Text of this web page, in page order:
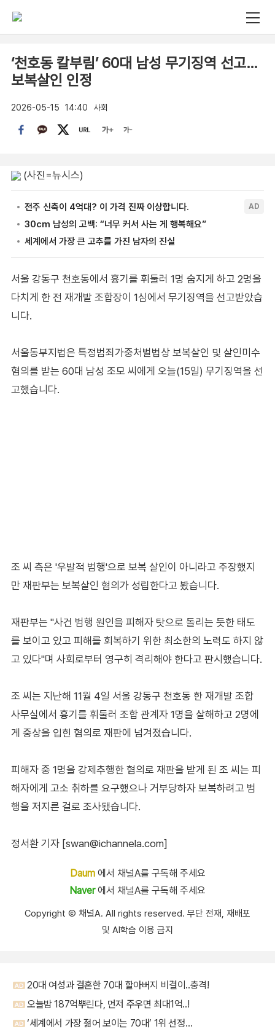
‘천호동 칼부림’ 60대 남성 무기징역 선고…
보복살인 인정
2026-05-15 14:40 사회
(사진=뉴시스)
서울 강동구 천호동에서 흉기를 휘둘러 1명 숨지게 하고 2명을
다치게 한 전 재개발 조합장이 1심에서 무기징역을 선고받았습
니다.
서울동부지법은 특정범죄가중처벌법상 보복살인 및 살인미수
혐의를 받는 60대 남성 조모 씨에게 오늘(15일) 무기징역을 선
고했습니다.
조 씨 측은 '우발적 범행'으로 보복 살인이 아니라고 주장했지
만 재판부는 보복살인 혐의가 성립한다고 봤습니다.
재판부는 "사건 범행 원인을 피해자 탓으로 돌리는 듯한 태도
를 보이고 있고 피해를 회복하기 위한 최소한의 노력도 하지 않
고 있다"며 사회로부터 영구히 격리해야 한다고 판시했습니다.
조 씨는 지난해 11월 4일 서울 강동구 천호동 한 재개발 조합
사무실에서 흉기를 휘둘러 조합 관계자 1명을 살해하고 2명에
게 중상을 입힌 혐의로 재판에 넘겨졌습니다.
피해자 중 1명을 강제추행한 혐의로 재판을 받게 된 조 씨는 피
해자에게 고소 취하를 요구했으나 거부당하자 보복하려고 범
행을 저지른 걸로 조사됐습니다.
정서환 기자 [swan@ichannela.com]
Daum에서 채널A를 구독해 주세요
Naver에서 채널A를 구독해 주세요
Copyright Ⓒ 채널A. All rights reserved. 무단 전재, 재배포
및 AI학습 이용 금지